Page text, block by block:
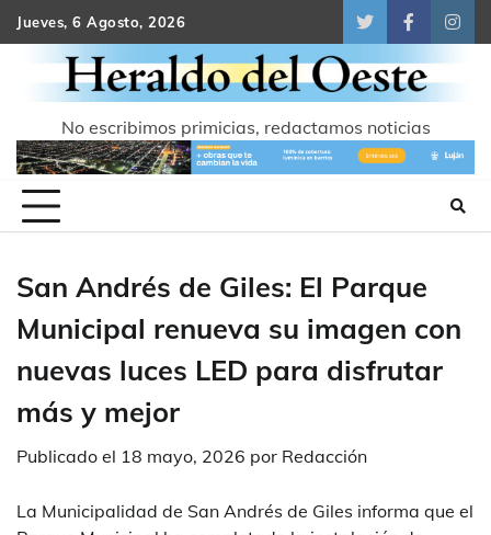
Skip
to
content
Jueves, 6 Agosto, 2026
TwitterFacebook
No escribimos primicias, redactamos noticias
San Andrés de Giles: El Parque
Municipal renueva su imagen con
nuevas luces LED para disfrutar
más y mejor
Publicado el 18 mayo, 2026 por Redacción
La Municipalidad de San Andrés de Giles informa que el